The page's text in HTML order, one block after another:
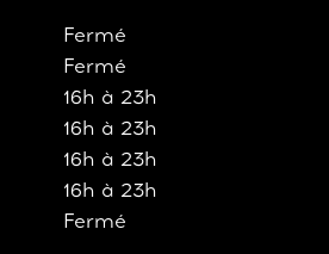
Fermé
Fermé
16h à 23h
16h à 23h
16h à 23h
16h à 23h
Fermé